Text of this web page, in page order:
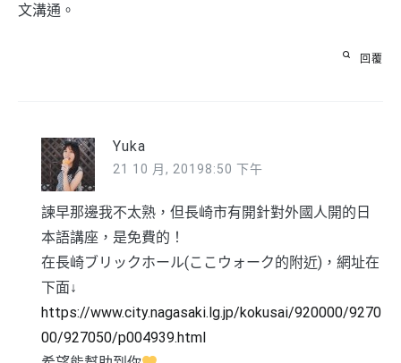
文溝通。
回覆
Yuka
21 10 月, 20198:50 下午
諫早那邊我不太熟，但長崎市有開針對外國人開的日
本語講座，是免費的！
在長崎ブリックホール(ここウォーク的附近)，網址在
下面↓
https://www.city.nagasaki.lg.jp/kokusai/920000/9270
00/927050/p004939.html